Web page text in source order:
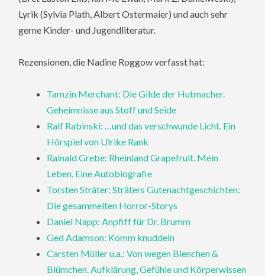
Lyrik (Sylvia Plath, Albert Ostermaier) und auch sehr
gerne Kinder- und Jugendliteratur.
Rezensionen, die Nadine Roggow verfasst hat:
Tamzin Merchant: Die Gilde der Hutmacher.
Geheimnisse aus Stoff und Seide
Ralf Rabinski: …und das verschwunde Licht. Ein
Hörspiel von Ulrike Rank
Rainald Grebe: Rheinland Grapefruit. Mein
Leben. Eine Autobiografie
Torsten Sträter: Sträters Gutenachtgeschichten:
Die gesammelten Horror-Storys
Daniel Napp: Anpfiff für Dr. Brumm
Ged Adamson: Komm knuddeln
Carsten Müller u.a.: Von wegen Bienchen &
Blümchen. Aufklärung, Gefühle und Körperwissen